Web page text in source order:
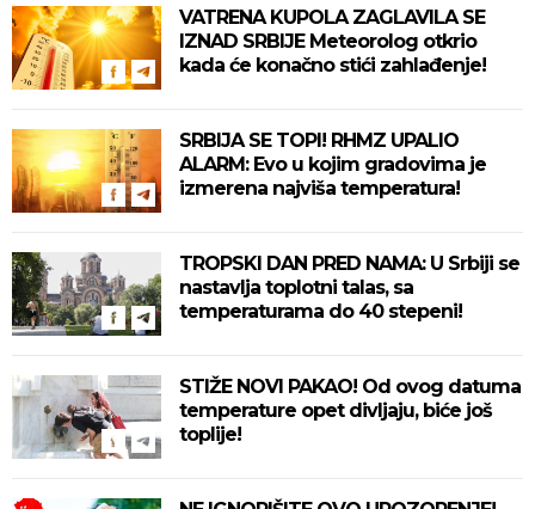
VATRENA KUPOLA ZAGLAVILA SE
IZNAD SRBIJE Meteorolog otkrio
kada će konačno stići zahlađenje!
SRBIJA SE TOPI! RHMZ UPALIO
ALARM: Evo u kojim gradovima je
izmerena najviša temperatura!
TROPSKI DAN PRED NAMA: U Srbiji se
nastavlja toplotni talas, sa
temperaturama do 40 stepeni!
STIŽE NOVI PAKAO! Od ovog datuma
temperature opet divljaju, biće još
toplije!